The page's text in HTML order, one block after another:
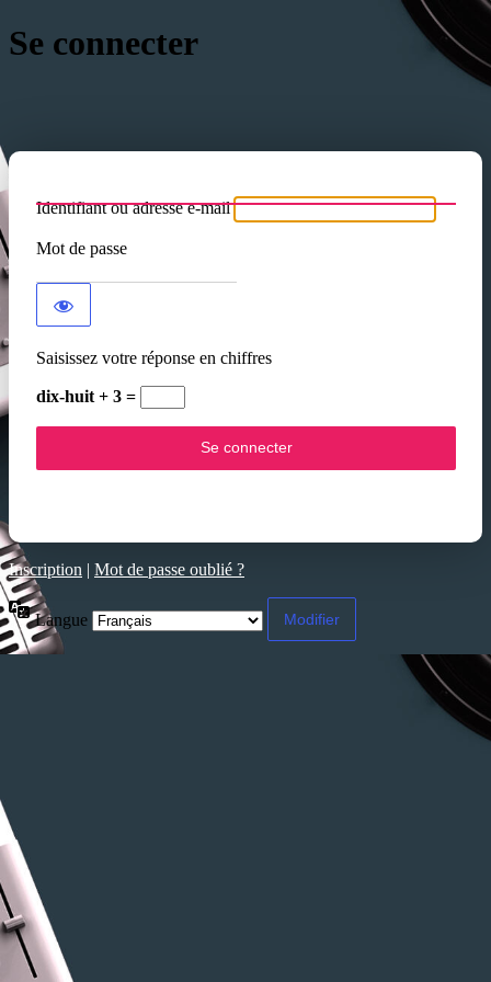
Se connecter
Identifiant ou adresse e-mail
Mot de passe
Saisissez votre réponse en chiffres
dix-huit + 3 =
Inscription | Mot de passe oublié ?
Langue